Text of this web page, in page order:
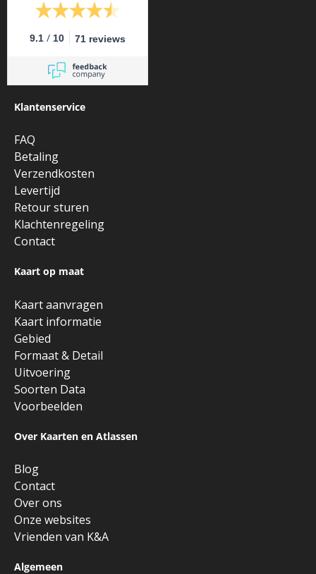
9.1 / 10 71 reviews
Klantenservice
FAQ
Betaling
Verzendkosten
Levertijd
Retour sturen
Klachtenregeling
Contact
Kaart op maat
Kaart aanvragen
Kaart informatie
Gebied
Formaat & Detail
Uitvoering
Soorten Data
Voorbeelden
Over Kaarten en Atlassen
Blog
Contact
Over ons
Onze websites
Vrienden van K&A
Algemeen